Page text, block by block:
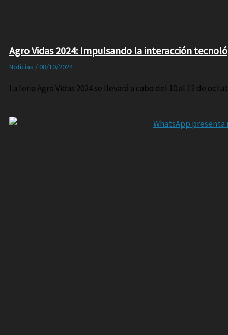
Agro Vidas 2024: Impulsando la interacción
Noticias / 08/10/2024
La feria Agro Vidas 2024 se llevará a cabo del 10 al 12 de